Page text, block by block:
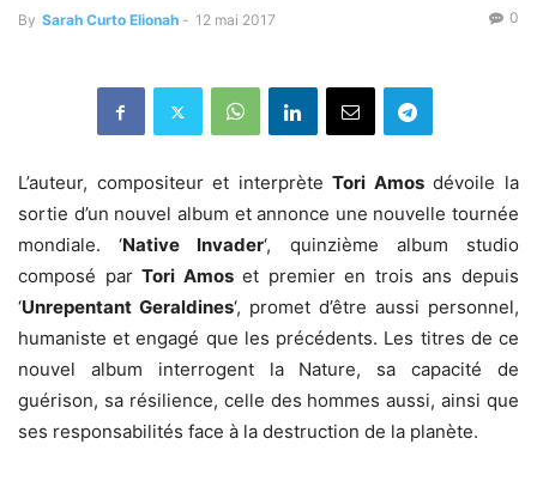
By Sarah Curto Elionah - 12 mai 2017 0
L’auteur, compositeur et interprèteTori Amosdévoile la
sortie d’un nouvel album et annonce une nouvelle tournée
mondiale. ‘Native Invader‘, quinzième album studio
composé parTori Amoset premier en trois ans depuis
‘Unrepentant Geraldines‘, promet d’être aussi personnel,
humaniste et engagé que les précédents. Les titres de ce
nouvel album interrogent la Nature, sa capacité de
guérison, sa résilience, celle des hommes aussi, ainsi que
ses responsabilités face à la destruction de la planète.